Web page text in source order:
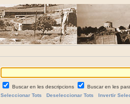
Buscar en les descripcions
Buscar en les
Seleccionar Tots
Deseleccionar Tots Invertir